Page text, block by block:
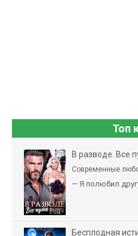
Топ
В разводе. Все
Современные
— Я полюбил
Бесплодная